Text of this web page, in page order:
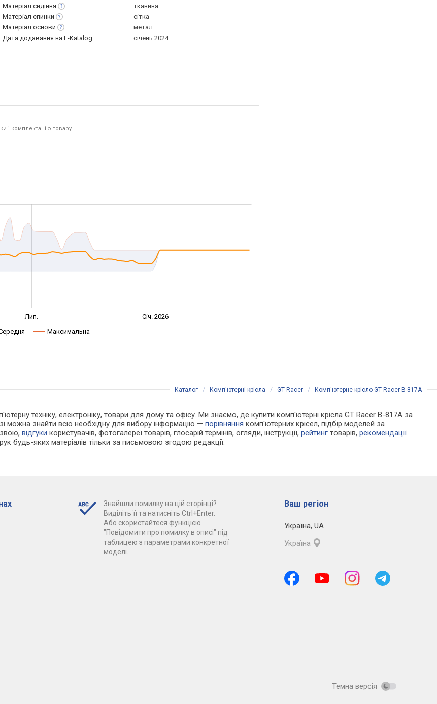
Матеріал сидіння
тканина
Матеріал спинки
сітка
Матеріал основи
метал
Дата додавання на E-Katalog
січень 2024
і комплектацію товару
Лип. Січ. 2026
Максимальна
Каталог / Комп'ютерні крісла / GT Racer / Комп'ютерне крісло GT Racer B-817A
техніку, електроніку, товари для дому та офісу. Ми знаємо, де купити комп'ютерні крісла GT Racer B-817A за
можна знайти всю необхідну для вибору інформацію —порівняння комп'ютерних крісел, підбір моделей за
відгуки користувачів, фотогалереї товарів, глосарій термінів, огляди, інструкції,рейтинг товарів,рекомендації
будь-яких матеріалів тільки за письмовою згодою редакції.
Знайшли помилку на цій сторінці?
Виділіть її та натисніть Ctrl+Enter.
Або скористайтеся функцією
"Повідомити про помилку в описі" під
таблицею з параметрами конкретної
моделі.
Ваш регіон
Україна, UA
Україна
Темна версія